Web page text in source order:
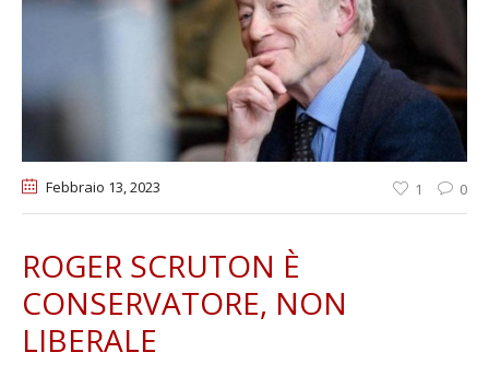
Febbraio 13, 2023 1 0
ROGER SCRUTON È
CONSERVATORE, NON
LIBERALE